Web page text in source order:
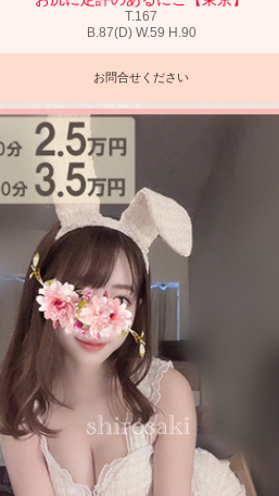
T.167
B.87(D) W.59 H .90
お問合せください